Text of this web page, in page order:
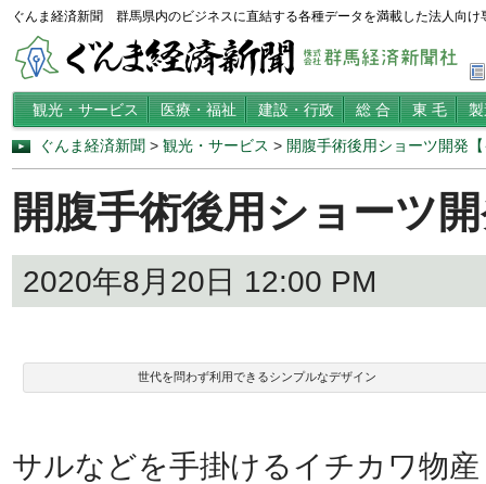
ぐんま経済新聞 群馬県内のビジネスに直結する各種データを満載した法人向け
観光・サービス 医療・福祉 建設・行政 総 合 東 毛
ぐんま経済新聞 > 観光・サービス > 開腹手術後用ショーツ開発
開腹手術後用ショーツ
2020年8月20日 12:00 PM
世代を問わず利用できるシンプルなデザイン
サルなどを手掛けるイチカワ物